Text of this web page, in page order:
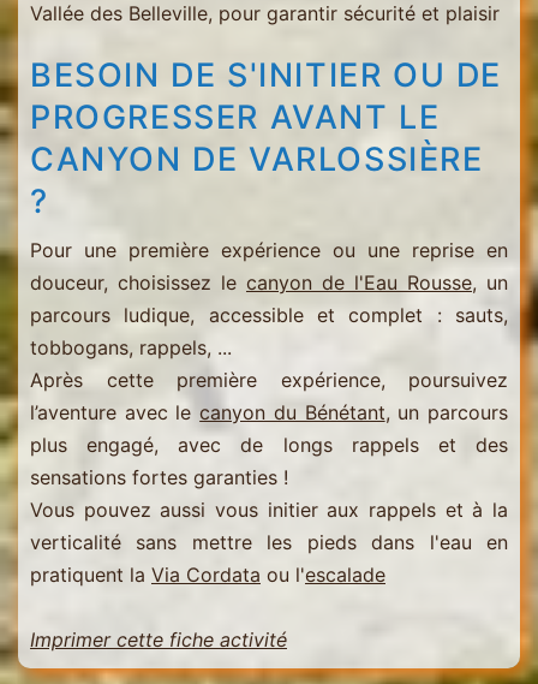
Vallée des Belleville, pour garantir sécurité et plaisir
BESOIN DE S'INITIER OU DE
PROGRESSER AVANT LE
CANYON DE VARLOSSIÈRE
?
Pour une première expérience ou une reprise en
douceur, choisissez le canyon de l'Eau Rousse, un
parcours ludique, accessible et complet : sauts,
tobbogans, rappels, ...
Après cette première expérience, poursuivez
l’aventure avec lecanyon du Bénétant, un parcours
plus engagé, avec de longs rappels et des
sensations fortes garanties !
Vous pouvez aussi vous initier aux rappels et à la
verticalité sans mettre les pieds dans l'eau en
pratiquent la Via Cordata ou l'escalade
Imprimer cette fiche activité